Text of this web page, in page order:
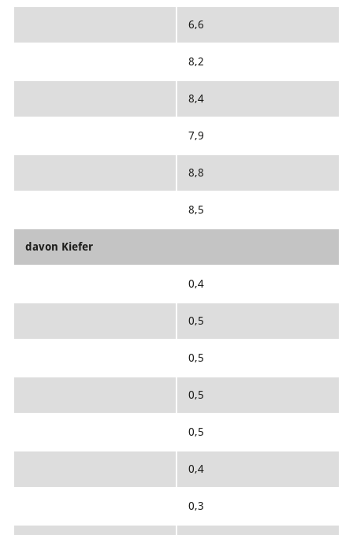
6,6
8,2
8,4
7,9
8,8
8,5
davon Kiefer
0,4
0,5
0,5
0,5
0,5
0,4
0,3